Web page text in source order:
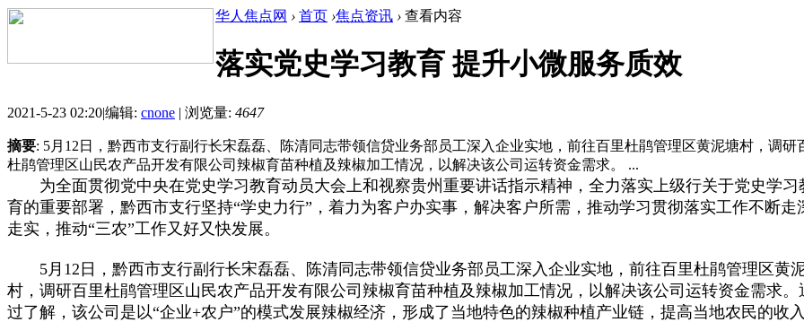
华人焦点网 › 首页 ›焦点资讯 › 查看内容
落实党史学习教育 提升小微服务质效
2021-5-23 02:20|编辑: cnone | 浏览量: 4647
摘要: 5月12日，黔西市支行副行长宋磊磊、陈清同志带领信贷业务部员工深入企业实地，前往百里杜鹃管理区黄泥塘村，调研
杜鹃管理区山民农产品开发有限公司辣椒育苗种植及辣椒加工情况，以解决该公司运转资金需求。 ...
为全面贯彻党中央在党史学习教育动员大会上和视察贵州重要讲话指示精神，全力落实上级行关于党史学习
育的重要部署，黔西市支行坚持“学史力行”，着力为客户办实事，解决客户所需，推动学习贯彻落实工作不断走
走实，推动“三农”工作又好又快发展。
5月12日，黔西市支行副行长宋磊磊、陈清同志带领信贷业务部员工深入企业实地，前往百里杜鹃管理区黄
村，调研百里杜鹃管理区山民农产品开发有限公司辣椒育苗种植及辣椒加工情况，以解决该公司运转资金需求。
过了解，该公司是以“企业+农户”的模式发展辣椒经济，形成了当地特色的辣椒种植产业链，提高当地农民的收入